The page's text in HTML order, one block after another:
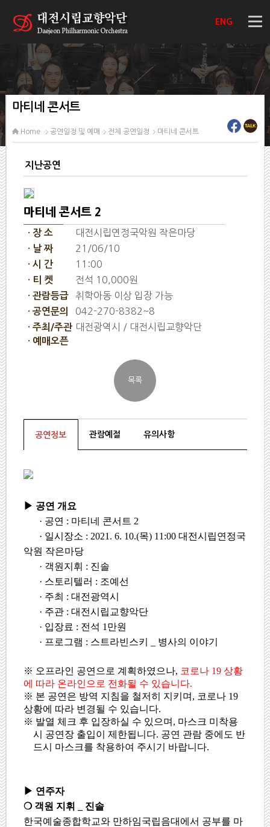
ENG
마티네 콘서트
Home 공연일정 및 예매 전체 공연일정 마티네 콘서트
지난공연
마티네 콘서트 2
· 장 소 대전시립연정국악원 작은마당
· 날 짜 21/06/10
· 시 간 11:00
· 티 켓 전석 10,000원
· 관람등급 취학아동 이상 입장 가능
· 공연문의 042-270-8382~8
· 주최/주관 대전광역시 / 대전시립교향악단
· 예매오픈
공연정보 관람예절 유의사항
▶ 공연 개요
· 공연 : 마티네 콘서트 2
· 일시장소 : 2021. 6. 10.(목) 11:00대전시립연정국
악원 작은마당
· 객원지휘 : 진솔
· 스토리텔러 : 조예선
· 주최 :대전광역시
· 주관 :대전시립교향악단
· 입장료 : 전석 1 만원
· 프로그램 : 스트라빈스키 병사의 이야기
※ 오프라인 공연으로 계획하였으나, 코로나 19 상황
에 따라 온라인으로 전화될 수 있습니다.
※ 본 공연은 방역 지침을 철저히 지키며 , 코로나 19
상황에 따라 변경될 수 있습니다.
※ 발열 체크 후 입장하실 수 있으며 , 마스크 미착용
시 공연장 출입이 제한됩니다. 공연 관람 중에도 반
드시 마스크를 착용하여 주시기 바랍니다.
▶ 연주자
❍ 객원 지휘
진솔
한국예술종합학교와 만하임국립음대에서 공부를 마